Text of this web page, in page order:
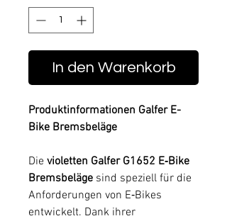
In den Warenkorb
Produktinformationen Galfer E-
Bike Bremsbeläge
Die violetten Galfer G1652 E‑Bike
Bremsbeläge sind speziell für die
Anforderungen von E‑Bikes
entwickelt. Dank ihrer